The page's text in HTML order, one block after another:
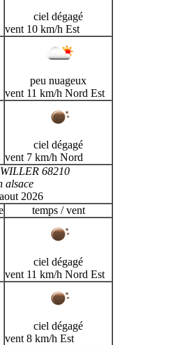
ciel dégagé
vent 10 km/h Est
peu nuageux
vent 11 km/h Nord Est
ciel dégagé
vent 7 km/h Nord
68210
alsace
2026
temps / vent
ciel dégagé
vent 11 km/h Nord Est
ciel dégagé
vent 8 km/h Est